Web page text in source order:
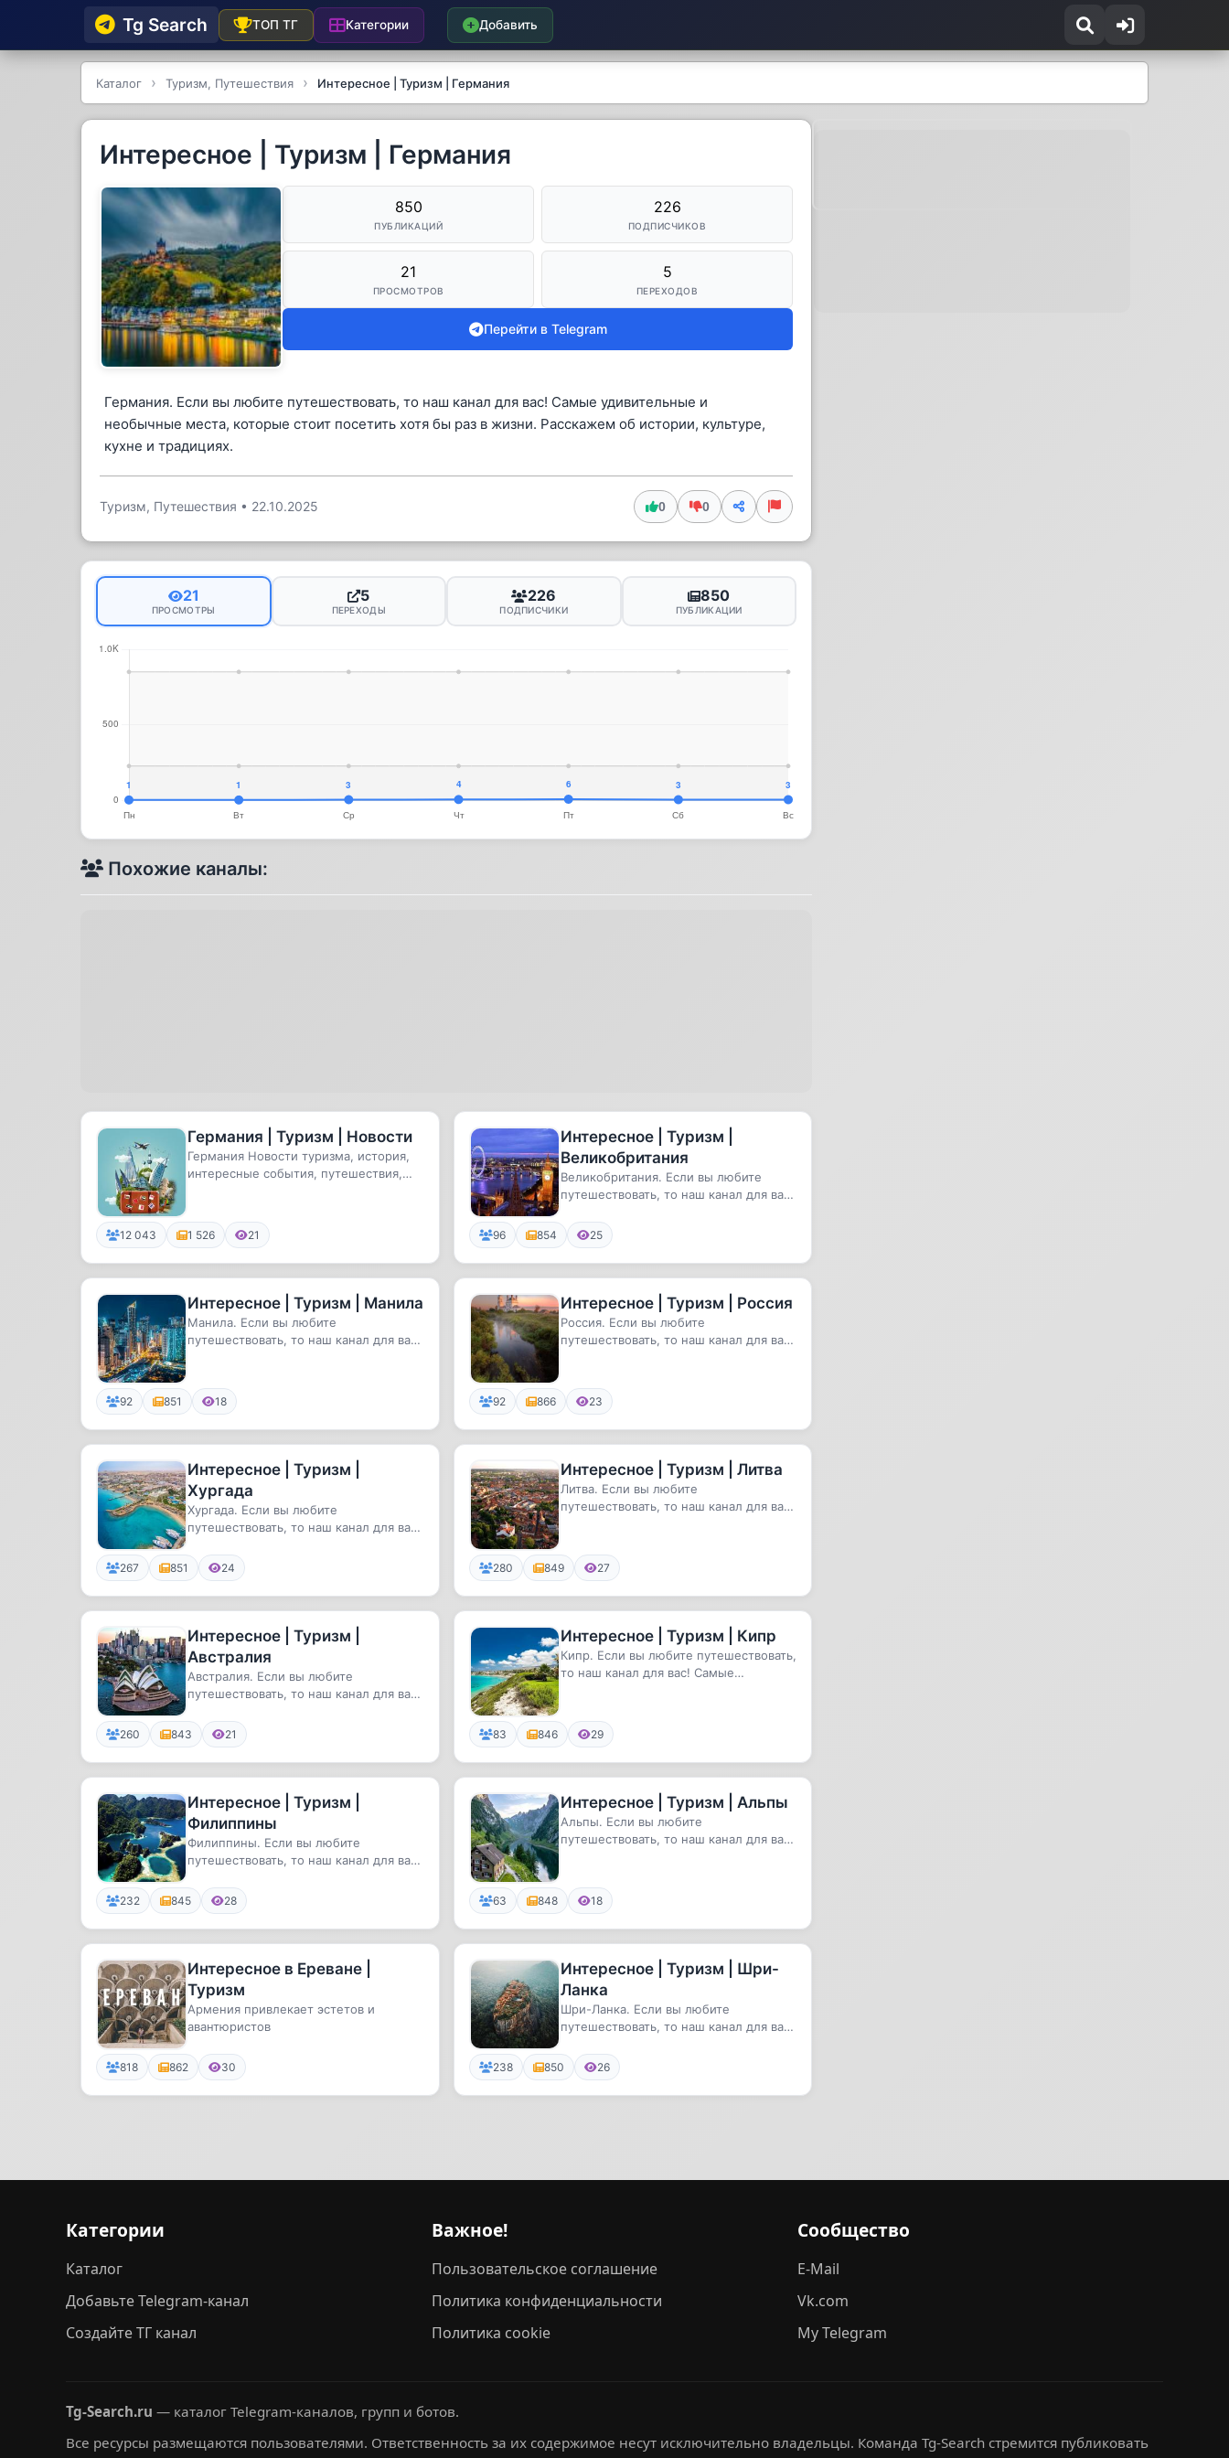
Tg Searсh ТОП ТГ Категории Добавить
Каталог Туризм, Путешествия Интересное | Туризм | Германия
Интересное | Туризм | Германия
850
ПУБЛИКАЦИЙ
226
ПОДПИСЧИКОВ
21
ПРОСМОТРОВ
5
ПЕРЕХОДОВ
Перейти в Telegram
Германия. Если вы любите путешествовать, то наш канал для вас! Самые удивительные и
необычные места, которые стоит посетить хотя бы раз в жизни. Расскажем об истории, культуре,
кухне и традициях.
Туризм, Путешествия • 22.10.2025 0 0
21
ПРОСМОТРЫ
5
ПЕРЕХОДЫ
226
ПОДПИСЧИКИ
850
ПУБЛИКАЦИИ
Похожие каналы:
Германия | Туризм | Новости
Германия Новости туризма, история,
интересные события, путешествия,
12 043 1 526 21
Интересное | Туризм |
Великобритания
Великобритания. Если вы любите
путешествовать, то наш канал для вас!
96 854 25
Интересное | Туризм | Манила
Манила. Если вы любите
путешествовать, то наш канал для вас!
92 851 18
Интересное | Туризм | Россия
Россия. Если вы любите
путешествовать, то наш канал для вас!
92 866 23
Интересное | Туризм |
Хургада
Хургада. Если вы любите
путешествовать, то наш канал для вас!
мест...
267 851 24
Интересное | Туризм | Литва
Литва. Если вы любите
путешествовать, то наш канал для вас!
280 849 27
Интересное | Туризм |
Австралия
Австралия. Если вы любите
путешествовать, то наш канал для вас!
ме...
260 843 21
Интересное | Туризм | Кипр
Кипр. Если вы любите путешествовать,
то наш канал для вас! Самые
83 846 29
Интересное | Туризм |
Филиппины
Филиппины. Если вы любите
путешествовать, то наш канал для вас!
ме...
232 845 28
Интересное | Туризм | Альпы
Альпы. Если вы любите
путешествовать, то наш канал для вас!
63 848 18
Интересное в Ереване |
Туризм
Армения привлекает эстетов и
авантюристов
818 862 30
Интересное | Туризм | Шри-
Ланка
Шри-Ланка. Если вы любите
путешествовать, то наш канал для вас!
ме...
238 850 26
Категории
Каталог
Добавьте Telegram-канал
Создайте ТГ канал
Важное!
Пользовательское соглашение
Политика конфиденциальности
Политика cookie
Сообщество
E-Mail
Vk.com
My Telegram
Tg-Search.ru — каталог Telegram-каналов, групп и ботов.
Все ресурсы размещаются пользователями. Ответственность за их содержимое несут исключительно владельцы. Команда Tg-Search стремится публиковать